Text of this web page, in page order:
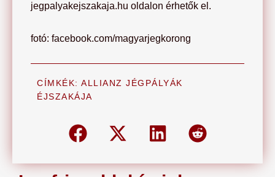
jegpalyakejszakaja.hu oldalon érhetők el.
fotó: facebook.com/magyarjegkorong
CÍMKÉK: ALLIANZ JÉGPÁLYÁK
ÉJSZAKÁJA